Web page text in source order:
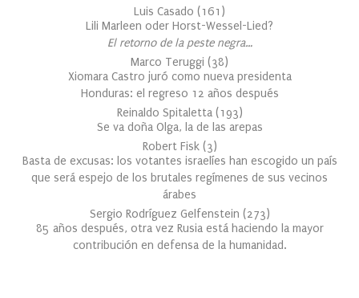
Luis Casado (161 )
Lili Marleen oder Horst-Wessel-Lied?
El retorno de la peste negra…
Marco Teruggi (38)
Xiomara Castro juró como nueva presidenta
Honduras: el regreso 12 años después
Reinaldo Spitaletta (193)
Se va doña Olga, la de las arepas
Robert Fisk (3)
Basta de excusas: los votantes israelíes han escogido un país
que será espejo de los brutales regímenes de sus vecinos
árabes
Sergio Rodríguez Gelfenstein (273)
85 años después, otra vez Rusia está haciendo la mayor
contribución en defensa de la humanidad.